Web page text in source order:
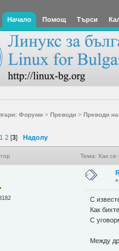
Начало Помощ Търси
Форуми> Преводи> Преводи
1 2 [3] Надолу
Тема: Как
С
Как
С
Между